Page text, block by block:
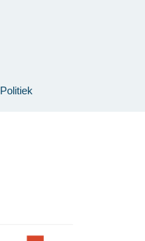
Politiek